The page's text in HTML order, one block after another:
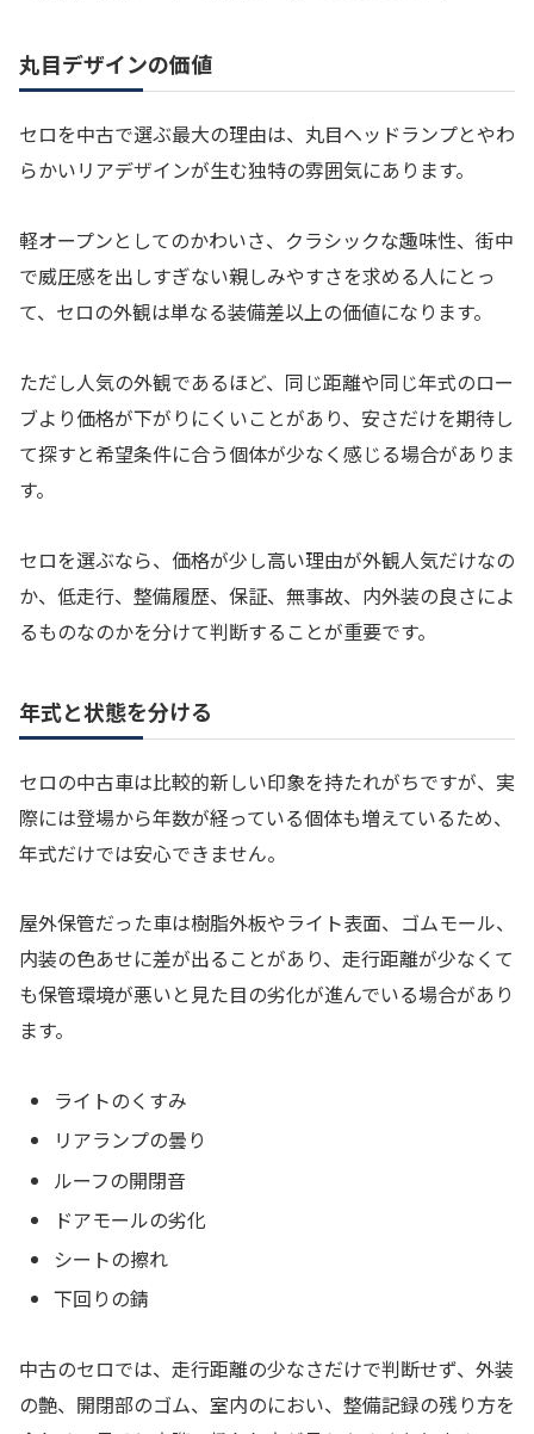
丸目デザインの価値
セロを中古で選ぶ最大の理由は、丸目ヘッドランプとやわ
らかいリアデザインが生む独特の雰囲気にあります。
軽オープンとしてのかわいさ、クラシックな趣味性、街中
で威圧感を出しすぎない親しみやすさを求める人にとっ
て、セロの外観は単なる装備差以上の価値になります。
ただし人気の外観であるほど、同じ距離や同じ年式のロー
ブより価格が下がりにくいことがあり、安さだけを期待し
て探すと希望条件に合う個体が少なく感じる場合がありま
す。
セロを選ぶなら、価格が少し高い理由が外観人気だけなの
か、低走行、整備履歴、保証、無事故、内外装の良さによ
るものなのかを分けて判断することが重要です。
年式と状態を分ける
セロの中古車は比較的新しい印象を持たれがちですが、実
際には登場から年数が経っている個体も増えているため、
年式だけでは安心できません。
屋外保管だった車は樹脂外板やライト表面、ゴムモール、
内装の色あせに差が出ることがあり、走行距離が少なくて
も保管環境が悪いと見た目の劣化が進んでいる場合があり
ます。
ライトのくすみ
リアランプの曇り
ルーフの開閉音
ドアモールの劣化
シートの擦れ
下回りの錆
中古のセロでは、走行距離の少なさだけで判断せず、外装
の艶、開閉部のゴム、室内のにおい、整備記録の残り方を